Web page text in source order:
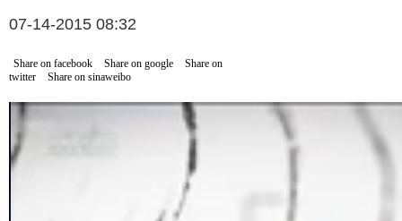
07-14-2015 08:32
Share on facebook Share on google
Share on
twitter
Share on sinaweibo